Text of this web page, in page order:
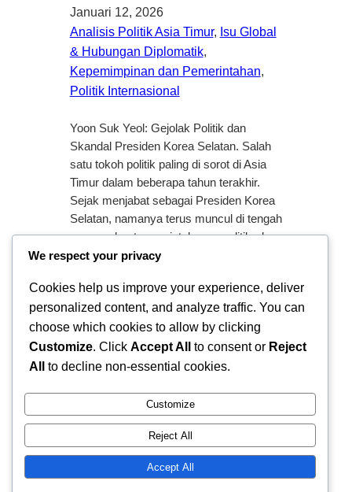
Januari 12, 2026
Analisis Politik Asia Timur, Isu Global
& Hubungan Diplomatik
Kepemimpinan dan Pemerintahan
Politik Internasional
Yoon Suk Yeol: Gejolak Politik dan
Skandal Presiden Korea Selatan. Salah
satu tokoh politik paling di sorot di Asia
Timur dalam beberapa tahun terakhir.
Sejak menjabat sebagai Presiden Korea
Selatan, namanya terus muncul di tengah
pusaran kontroversi, tekanan politik, dan
skandal yang memicu perdebatan publik.
jaksa yang…
Ferry Doedens | Public Figure, Actor & Creative Profile
We respect your privacy
Cookies help us improve your experience, deliver
personalized content, and analyze traffic. You can
choose which cookies to allow by clicking
Customize. Click Accept All to consent or Reject
All
to decline non-essential cookies.
Customize
Reject All
Accept All